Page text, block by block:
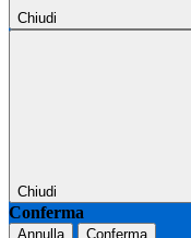
Chiudi
Chiudi
Conferma
Annulla Conferma